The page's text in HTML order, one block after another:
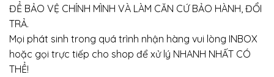
ĐỂ BẢO VỆ CHÍNH MÌNH VÀ LÀM CĂN CỨ BẢO HÀNH, ĐỔI
TRẢ.
Mọi phát sinh trong quá trình nhận hàng vui lòng INBOX
hoặc gọi trực tiếp cho shop để xử lý NHANH NHẤT CÓ
THỂ!